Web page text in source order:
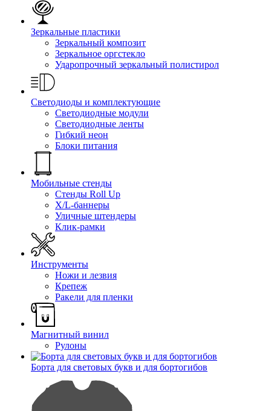
Зеркальные пластики
Зеркальный композит
Зеркальное оргстекло
Ударопрочный зеркальный полистирол
Светодиоды и комплектующие
Светодиодные модули
Светодиодные ленты
Гибкий неон
Блоки питания
Мобильные стенды
Стенды Roll Up
X/L-баннеры
Уличные штендеры
Клик-рамки
Инструменты
Ножи и лезвия
Крепеж
Ракели для пленки
Магнитный винил
Рулоны
Борта для световых букв и для бортогибов